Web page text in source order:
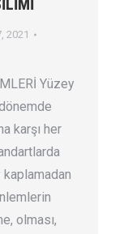
2021
Yüzey
karşı her
olması,